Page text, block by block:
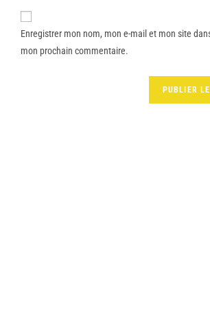
Enregistrer mon nom, mon e-mail et mon site
mon prochain commentaire.